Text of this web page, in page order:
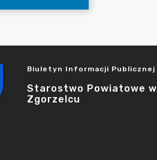
Biuletyn Informacji Publicznej
Starostwo Powiatowe w
Zgorzelcu